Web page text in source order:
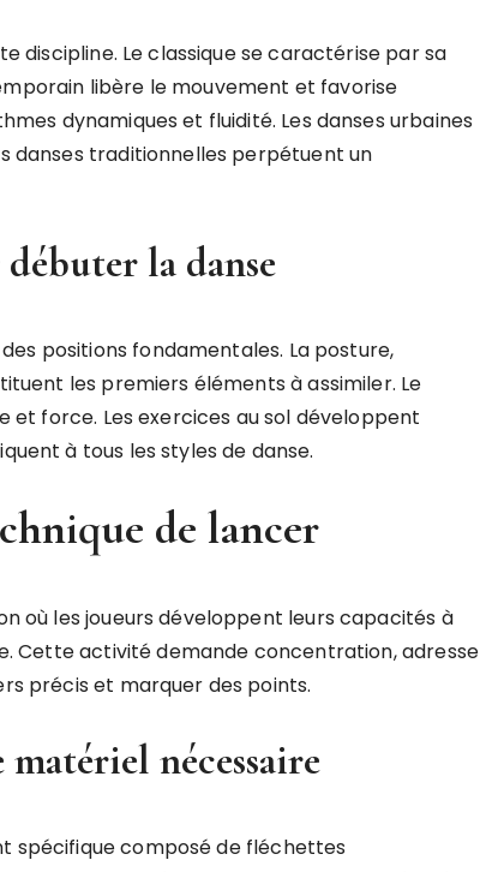
discipline. Le classique se caractérise par sa
libère le mouvement et favorise
dynamiques et fluidité. Les danses urbaines
danses traditionnelles perpétuent un
la danse
positions fondamentales. La posture,
les premiers éléments à assimiler. Le
force. Les exercices au sol développent
à tous les styles de danse.
de lancer
où les joueurs développent leurs capacités à
Cette activité demande concentration, adresse
précis et marquer des points.
matériel nécessaire
spécifique composé de fléchettes